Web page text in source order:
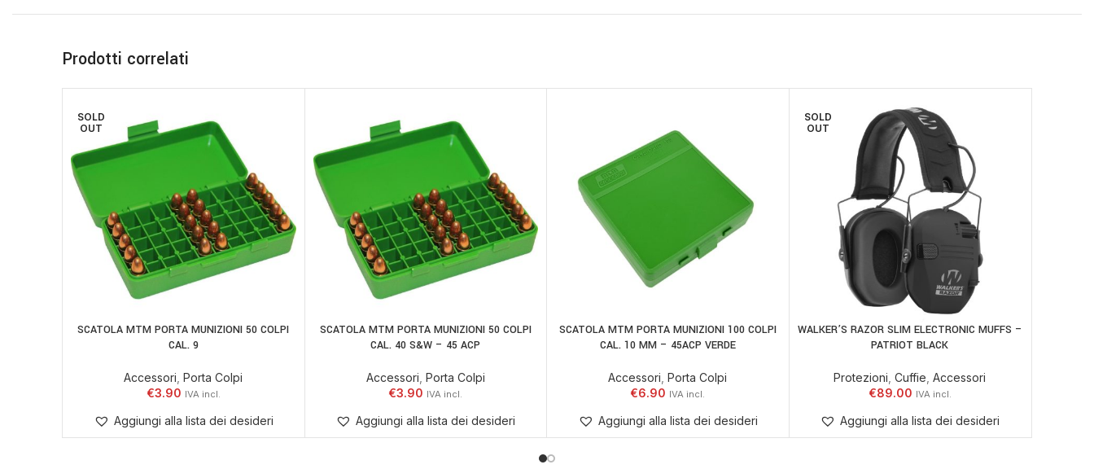
Prodotti correlati
SOLD
OUT
LEGGI TUTTO
SCATOLA MTM PORTA MUNIZIONI 50 COLPI
CAL. 9
Accessori ,Porta Colpi
€3.90
Aggiungi alla lista dei desideri
AGGIUNGI AL CARRELLO
SCATOLA MTM PORTA MUNIZIONI 50 COLPI
CAL. 40 S&W – 45 ACP
Accessori Porta Colpi
€3.90
Aggiungi alla lista dei desideri
AGGIUNGI AL CARRELLO
SCATOLA MTM PORTA MUNIZIONI 100 COLPI
CAL. 10 MM – 45ACP VERDE
Accessori ,Porta Colpi
€6.90
Aggiungi alla lista dei desideri
SOLD
OUT
LEGGI TUTTO
WALKER’S RAZOR SLIM ELECTRONIC MUFFS –
PATRIOT BLACK
Protezioni ,Cuffie ,Accessori
€89.00
Aggiungi alla lista dei desideri